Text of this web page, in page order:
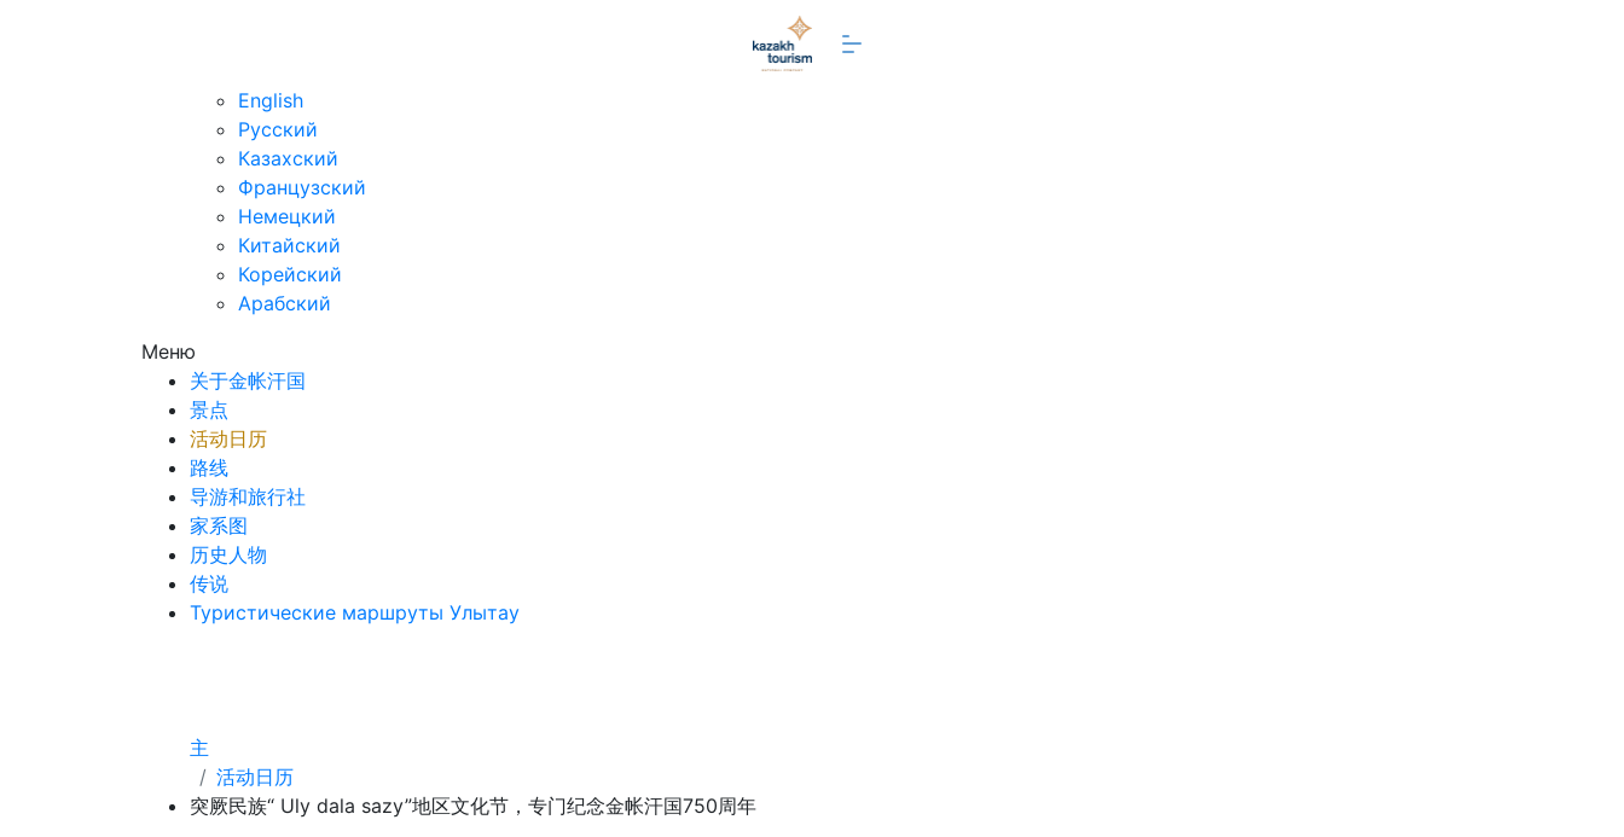
English
Русский
Казахский
Французский
Немецкий
Китайский
Корейский
Арабский
Меню
关于金帐汗国
景点
活动日历
路线
导游和旅行社
家系图
历史人物
传说
Туристические маршруты Улытау
主
活动日历
突厥民族“ Uly dala sazy”地区文化节，专门纪念金帐汗国750周年